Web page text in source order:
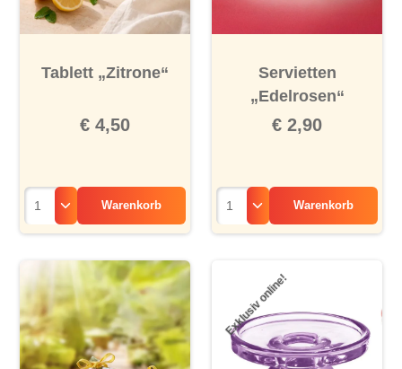
Tablett „Zitrone“
€ 4,50
Warenkorb
Servietten
„Edelrosen“
€ 2,90
Warenkorb
Exklusiv online!